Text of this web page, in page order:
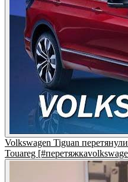
Volkswagen Tiguan
Touareg